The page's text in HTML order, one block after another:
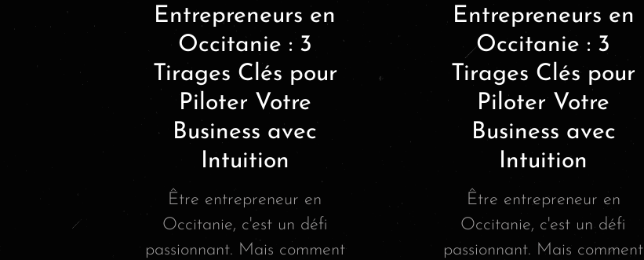
Entrepreneurs en
Occitanie : 3
Tirages Clés pour
Piloter Votre
Business avec
Intuition
Être entrepreneur en
Occitanie, c'est un défi
passionnant. Mais comment
Entrepreneurs en
Occitanie : 3
Tirages Clés pour
Piloter Votre
Business avec
Intuition
Être entrepreneur en
Occitanie, c'est un défi
passionnant. Mais comment